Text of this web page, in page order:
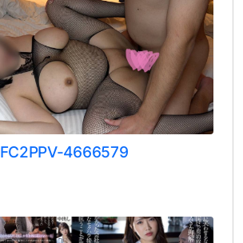
FC2PPV-4666579